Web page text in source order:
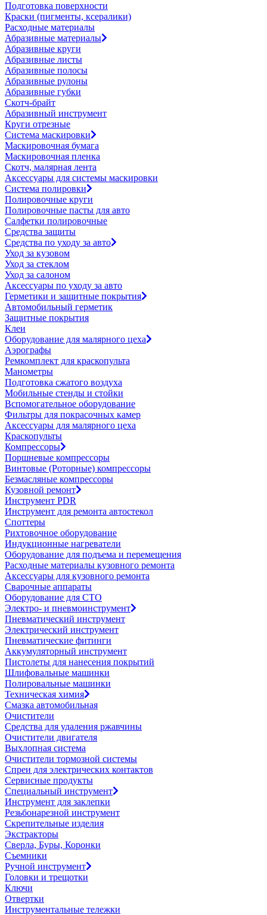
Подготовка поверхности
Краски (пигменты, ксералики)
Расходные материалы
Абразивные материалы
Абразивные круги
Абразивные листы
Абразивные полосы
Абразивные рулоны
Абразивные губки
Скотч-брайт
Абразивный инструмент
Круги отрезные
Система маскировки
Маскировочная бумага
Маскировочная пленка
Скотч, малярная лента
Аксессуары для системы маскировки
Система полировки
Полировочные круги
Полировочные пасты для авто
Салфетки полировочные
Средства защиты
Средства по уходу за авто
Уход за кузовом
Уход за стеклом
Уход за салоном
Аксессуары по уходу за авто
Герметики и защитные покрытия
Автомобильный герметик
Защитные покрытия
Клеи
Оборудование для малярного цеха
Аэрографы
Ремкомплект для краскопульта
Манометры
Подготовка сжатого воздуха
Мобильные стенды и стойки
Вспомогательное оборудование
Фильтры для покрасочных камер
Аксессуары для малярного цеха
Краскопульты
Компрессоры
Поршневые компрессоры
Винтовые (Роторные) компрессоры
Безмасляные компрессоры
Кузовной ремонт
Инструмент PDR
Инструмент для ремонта автостекол
Споттеры
Рихтовочное оборудование
Индукционные нагреватели
Оборудование для подъема и перемещения
Расходные материалы кузовного ремонта
Аксессуары для кузовного ремонта
Сварочные аппараты
Оборудование для СТО
Электро- и пневмоинструмент
Пневматический инструмент
Электрический инструмент
Пневматические фитинги
Аккумуляторный инструмент
Пистолеты для нанесения покрытий
Шлифовальные машинки
Полировальные машинки
Техническая химия
Смазка автомобильная
Очистители
Средства для удаления ржавчины
Очистители двигателя
Выхлопная система
Очистители тормозной системы
Спреи для электрических контактов
Сервисные продукты
Специальный инструмент
Инструмент для заклепки
Резьбонарезной инструмент
Скрепительные изделия
Экстракторы
Сверла, Буры, Коронки
Съемники
Ручной инструмент
Головки и трещотки
Ключи
Отвертки
Инструментальные тележки